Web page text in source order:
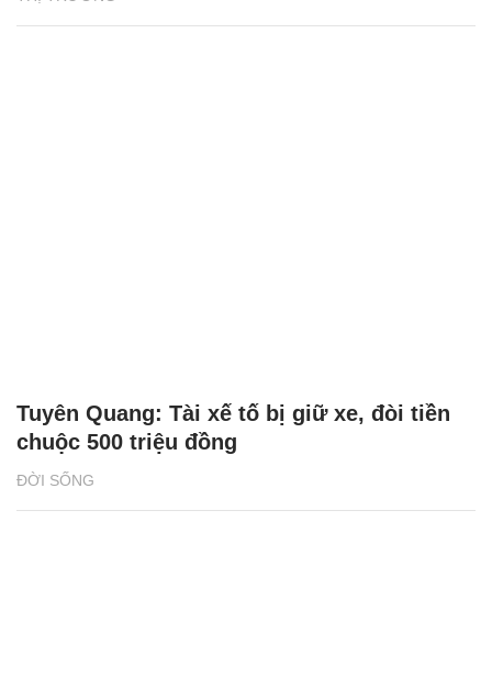
ĐỜI SỐNG
Tuyên Quang: Tài xế tố bị giữ xe, đòi tiền
chuộc 500 triệu đồng